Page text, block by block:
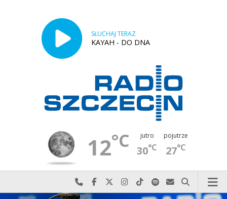
SŁUCHAJ TERAZ
KAYAH - DO DNA
12°C jutro
30°C
pojutrze
27°C
Najlepiej po prostu do nas zadzwoń
Odwiedź nas na Facebook-u
Odwiedź nas na X
Odwiedź nas na Instagram-ie
Odwiedź nas na TikTok-u
Szukaj nas na Spotify
Wyślij do nas
Szukaj